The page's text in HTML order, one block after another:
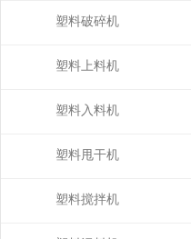
塑料破碎机
塑料上料机
塑料入料机
塑料甩干机
塑料搅拌机